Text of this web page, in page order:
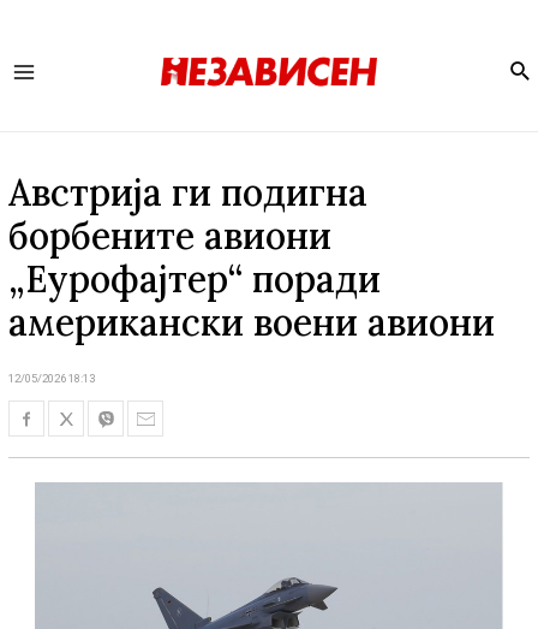
Австрија ги подигна
борбените авиони
„Еурофајтер“ поради
американски воени авиони
12/05/2026 18:13